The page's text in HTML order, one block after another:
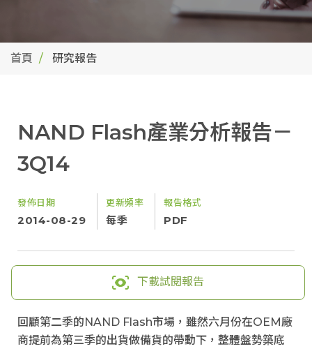
首頁 研究報告
NAND Flash產業分析報告－
3Q14
發佈日期
2014-08-29
更新頻率
每季
報告格式
PDF
下載試閱報告
回顧第二季的NAND Flash市場，雖然六月份在OEM廠
商提前為第三季的出貨做備貨的帶動下，整體盤勢築底